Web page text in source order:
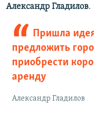
Александр Гладилов.
Пришла
предложить
приобрести
аренду
Александр Гладилов